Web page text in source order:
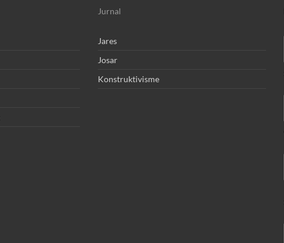
Jurnal
Jares
Josar
Konstruktivisme